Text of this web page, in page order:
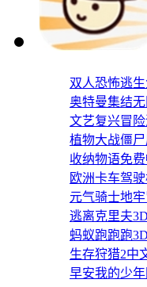
双人恐怖逃
奥特曼集结
文艺复兴冒
植物大战僵
收纳物语免
欧洲卡车驾
元气骑士地
逃离克里夫
蚂蚁跑跑跑
生存狩猎2中
早安我的少